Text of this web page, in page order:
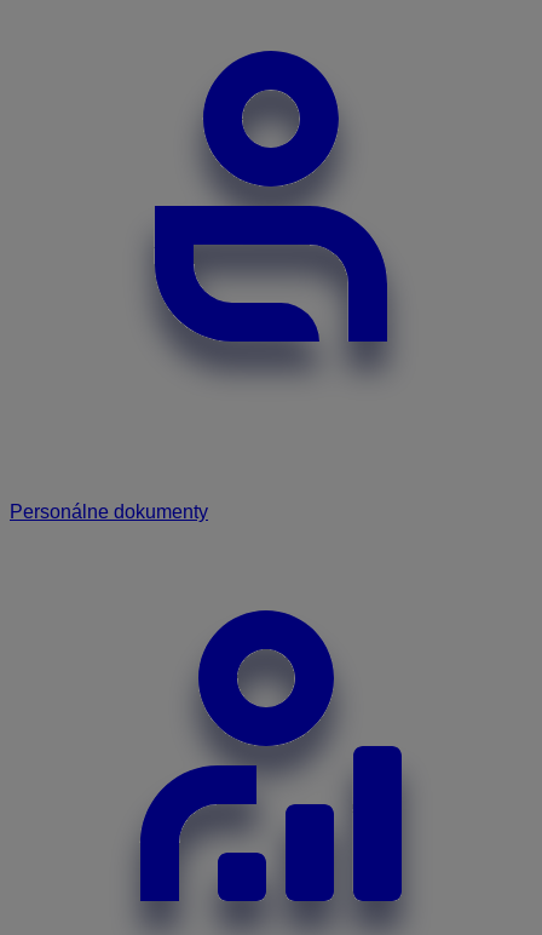
Personálne dokumenty